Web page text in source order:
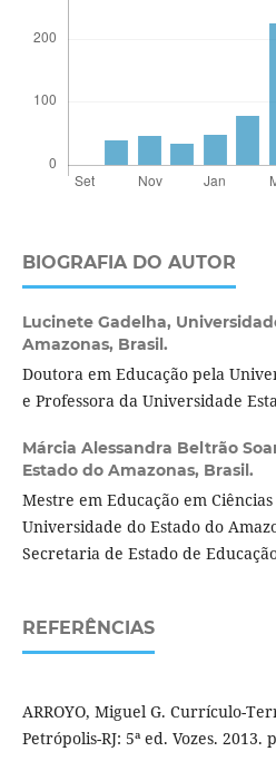
BIOGRAFIA DO AUTOR
Lucinete Gadelha,
Amazonas, Brasil.
Doutora em Educação pela
e Professora da Universidade
Márcia Alessandra Beltrão
Estado do Amazonas, Brasil.
Mestre em Educação em
Universidade do Estado do
Secretaria de Estado de
REFERÊNCIAS
ARROYO, Miguel G. Currículo-
Petrópolis-RJ: 5ª ed. Vozes. 2013.